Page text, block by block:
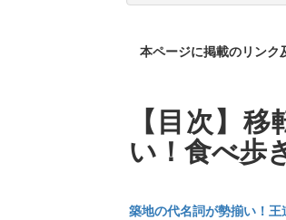
本ページに掲載のリンク
【目次】
い！食べ歩
築地の代名詞が勢揃い！